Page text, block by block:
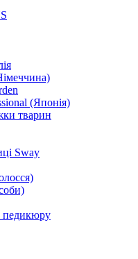
(Японія)
тварин
Sway
педикюру